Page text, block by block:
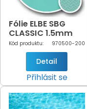
Fólie ELBE SBG
CLASSIC 1,5mm
Turquoise šíře 2m
(tyrkysová - 500)
Kód produktu: 970500-200
Detail
Přihlásit se